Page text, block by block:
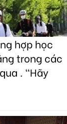
hợp học
trong các
. "Hãy